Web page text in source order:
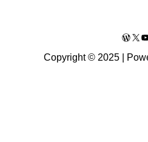
X
Copyright © 2025 |